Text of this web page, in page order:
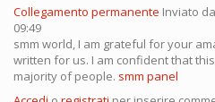
Collegamento permanente Inviato da
09:49
smm world, I am grateful for your
written for us. I am confident that
majority of people. smm panel